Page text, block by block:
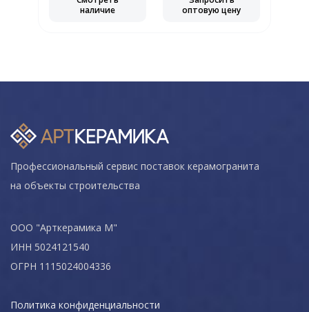
наличие
оптовую цену
Профессиональный сервис поставок керамогранита
на объекты строительства
ООО "Арткерамика М"
ИНН 5024121540
ОГРН 1115024004336
Политика конфиденциальности